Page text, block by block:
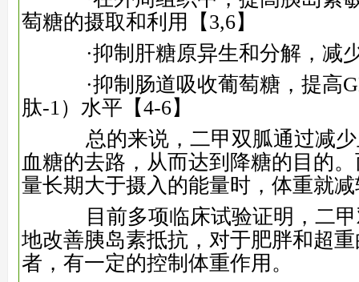
萄糖的摄取和利用
【3,6】
·抑制肝糖原异生和分解，减
·抑制肠道吸收葡萄糖，提高
肽-1）水平 【4-6】
总的来说，二甲双胍通过减少
血糖的去路，从而达到降糖的目的
量长期大于摄入的能量时，体重就
目前多项临床试验证明，二甲
地改善胰岛素抵抗，对于肥胖和超
者，有一定的控制体重作用。